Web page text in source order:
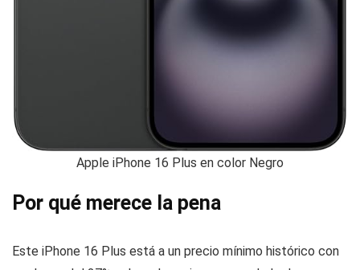
Apple iPhone 16 Plus en color Negro
Por qué merece la pena
Este iPhone 16 Plus está a un precio mínimo histórico con